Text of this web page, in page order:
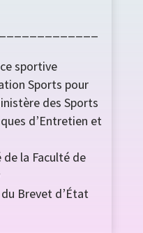
sportive
Sports pour
des Sports
d’Entretien et
la Faculté de
Brevet d’État